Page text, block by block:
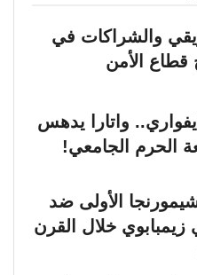
والشراكات في
قطاع الأمن
واتارا يدهس
الحرم الجامعي!
الأولى ضد
زيمبابوي خلال القرن